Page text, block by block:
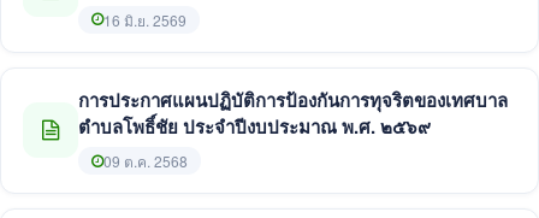
16 มิ.ย. 2569
การประกาศแผนปฏิบัติการป้องกันการทุจริตของเทศบาล
ตำบลโพธิ์ชัย ประจำปีงบประมาณ พ.ศ. ๒๕๖๙
09 ต.ค. 2568